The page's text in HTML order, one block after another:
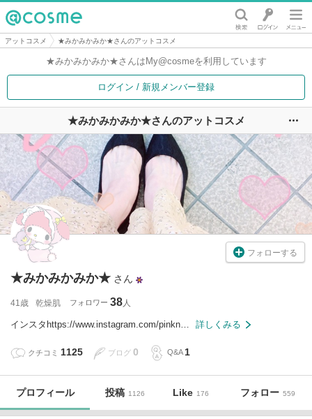
@cosme
アットコスメ ★みかみかみか★さんのアットコスメ
★みかみかみか★さんは My@cosmeを利用しています
ログイン / 新規メンバー登録
★みかみかみか★さんのアットコスメ
フォローする
★みかみかみか★ さん
41歳 乾燥肌 フォロワー 38
インスタhttps://www.instagram.com/pinkn… 詳しくみる
クチコミ 1125 ブログ 0 Q&A 1
プロフィール 投稿 1126 Like 176 フォロー 559